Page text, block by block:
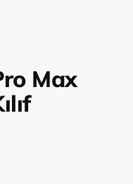
Max